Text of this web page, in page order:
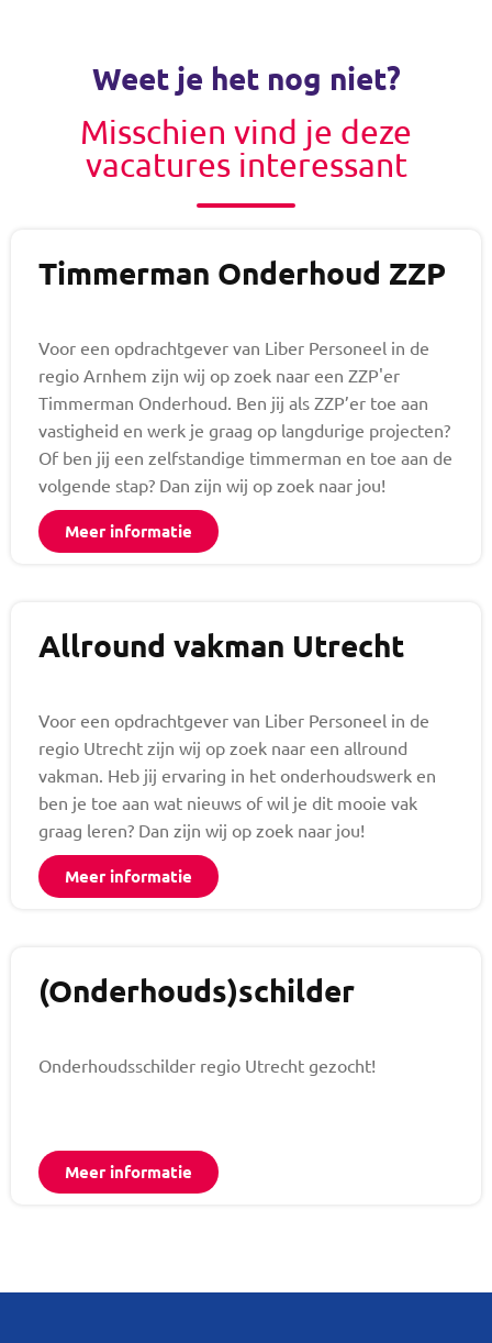
Weet je het nog niet?
Misschien vind je deze
vacatures interessant
Timmerman Onderhoud ZZP
Voor een opdrachtgever van Liber Personeel in de
regio Arnhem zijn wij op zoek naar een ZZP'er
Timmerman Onderhoud. Ben jij als ZZP’er toe aan
vastigheid en werk je graag op langdurige projecten?
Of ben jij een zelfstandige timmerman en toe aan de
volgende stap? Dan zijn wij op zoek naar jou!
Meer informatie
Allround vakman Utrecht
Voor een opdrachtgever van Liber Personeel in de
regio Utrecht zijn wij op zoek naar een allround
vakman. Heb jij ervaring in het onderhoudswerk en
ben je toe aan wat nieuws of wil je dit mooie vak
graag leren? Dan zijn wij op zoek naar jou!
Meer informatie
(Onderhouds)schilder
Onderhoudsschilder regio Utrecht gezocht!
Meer informatie